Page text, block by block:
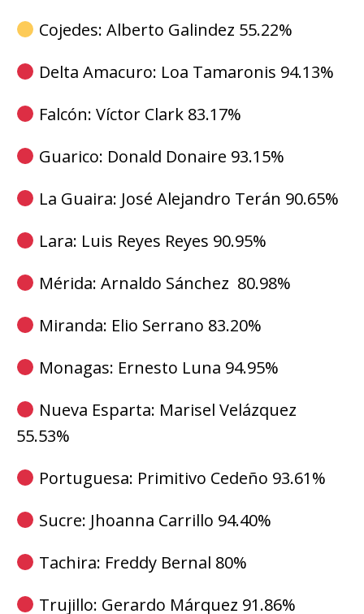
Cojedes: Alberto Galindez 55.22%
Delta Amacuro: Loa Tamaronis 94.13%
Falcón: Víctor Clark 83.17%
Guarico: Donald Donaire 93.15%
La Guaira: José Alejandro Terán 90.65%
Lara: Luis Reyes Reyes 90.95%
Mérida: Arnaldo Sánchez 80.98%
Miranda: Elio Serrano 83.20%
Monagas: Ernesto Luna 94.95%
Nueva Esparta: Marisel Velázquez
55.53%
Portuguesa: Primitivo Cedeño 93.61%
Sucre: Jhoanna Carrillo 94.40%
Tachira: Freddy Bernal 80%
Trujillo: Gerardo Márquez 91.86%